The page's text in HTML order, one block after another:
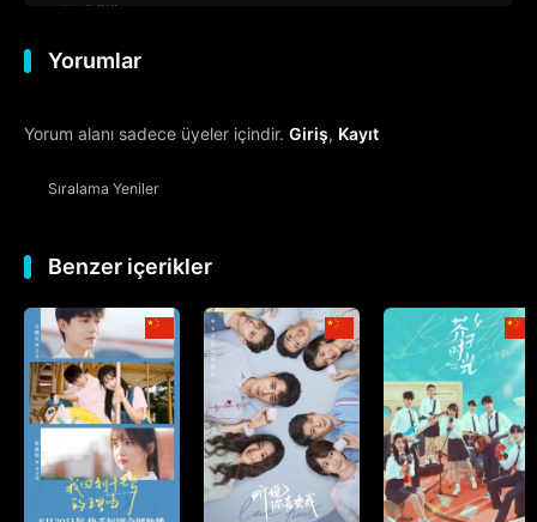
11. Bölüm
12. Bölüm
13. Bölüm
14. Bölüm
15. Bölüm
16. Bölüm
17. Bölüm
18. Bölüm
19. Bölüm
Yorumlar
Yorum alanı sadece üyeler içindir. Giriş, Kayıt
Sıralama Yeniler
Benzer içerikler